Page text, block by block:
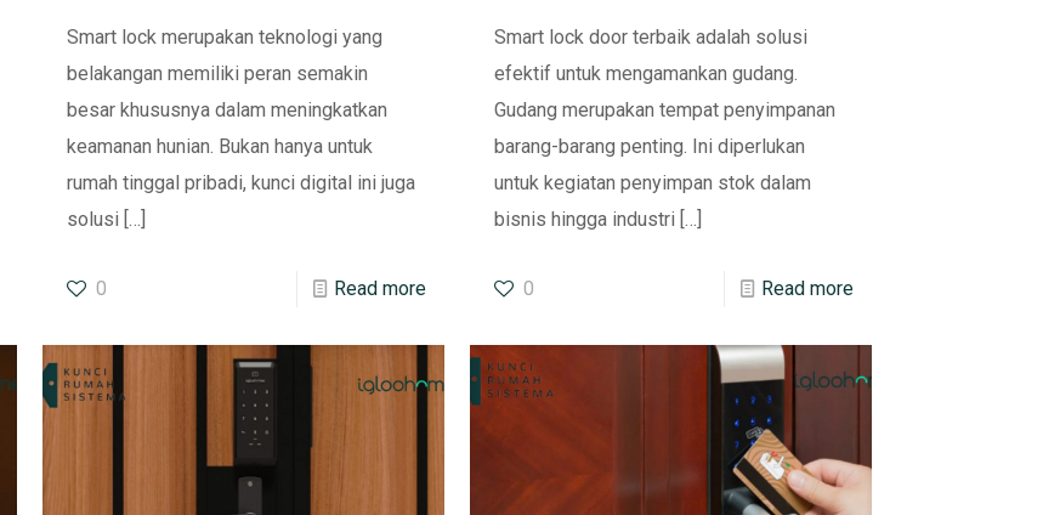
Smart lock merupakan teknologi yang
belakangan memiliki peran semakin
besar khususnya dalam meningkatkan
keamanan hunian. Bukan hanya untuk
rumah tinggal pribadi, kunci digital ini juga
solusi […]
0 Read more
Smart lock door terbaik adalah solusi
efektif untuk mengamankan gudang.
Gudang merupakan tempat penyimpanan
barang-barang penting. Ini diperlukan
untuk kegiatan penyimpan stok dalam
bisnis hingga industri […]
0 Read more